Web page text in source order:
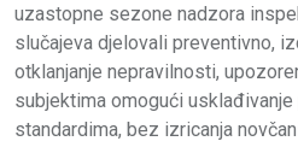
uzastopne sezone nadzora
slučajeva djelovali preventivno,
otklanjanje nepravilnosti,
subjektima omogući
standardima, bez izricanja